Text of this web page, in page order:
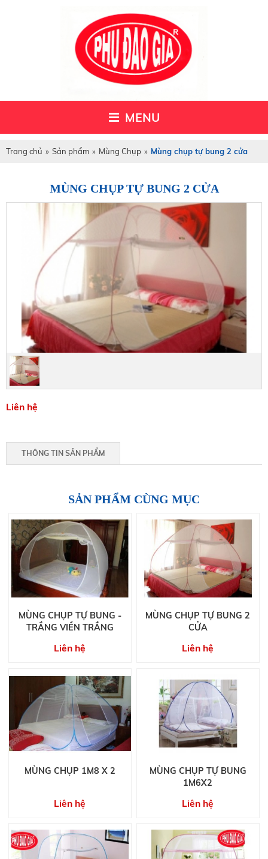
MENU
Trang chủ » Sản phẩm » Mùng Chụp » Mùng chụp tự bung 2 cửa
MÙNG CHỤP TỰ BUNG 2 CỬA
Liên hệ
THÔNG TIN SẢN PHẨM
SẢN PHẨM CÙNG MỤC
MÙNG CHỤP TỰ BUNG -
TRẮNG VIỀN TRẮNG
Liên hệ
MÙNG CHỤP TỰ BUNG 2
CỬA
Liên hệ
MÙNG CHỤP 1M8 X 2
Liên hệ
MÙNG CHỤP TỰ BUNG
1M6X2
Liên hệ